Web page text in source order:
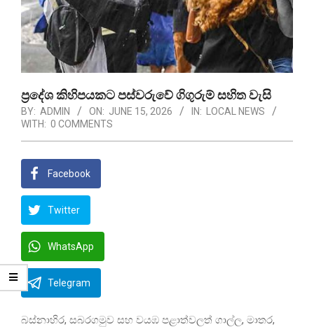
ප්‍රදේශ කිහිපයකට පස්වරුවේ ගිගුරුම් සහිත වැසි
BY: ADMIN ON: JUNE 15, 2026 IN:
LOCAL NEWS
WITH: 0 COMMENTS
Facebook
Twitter
WhatsApp
Telegram
බස්නාහිර, සබරගමුව සහ වයඹ පළාත්වලත් ගාල්ල, මාතර,